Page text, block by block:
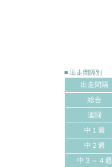
■ 出走間隔別
出走間隔
総合
連闘
中１週
中２週
中３～４週